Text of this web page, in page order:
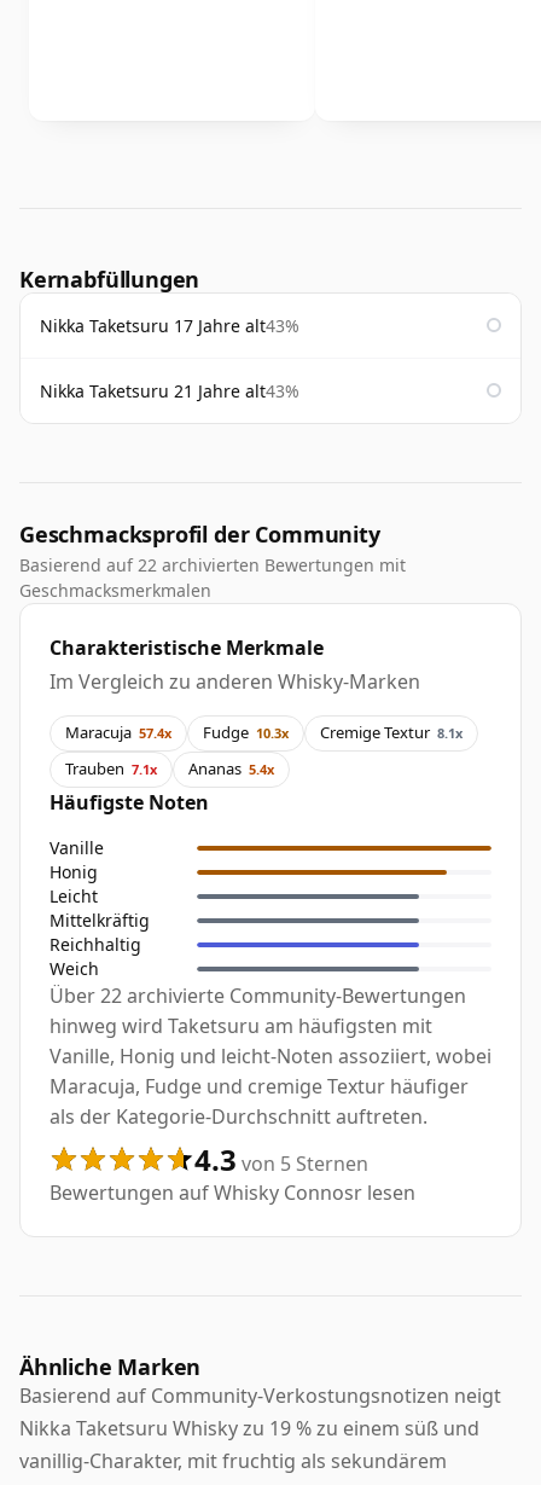
Kernabfüllungen
Nikka Taketsuru 17 Jahre alt43%
Nikka Taketsuru 21 Jahre alt43%
Geschmacksprofil der Community
Basierend auf 22 archivierten Bewertungen mit
Geschmacksmerkmalen
Charakteristische Merkmale
Im Vergleich zu anderen Whisky-Marken
Maracuja 57.4x Fudge 10.3x Cremige Textur 8.1x
Trauben 7.1x Ananas 5.4x
Häufigste Noten
Vanille
Honig
Leicht
Mittelkräftig
Reichhaltig
Weich
Über 22 archivierte Community-Bewertungen
hinweg wird Taketsuru am häufigsten mit
Vanille, Honig und leicht-Noten assoziiert, wobei
Maracuja, Fudge und cremige Textur häufiger
als der Kategorie-Durchschnitt auftreten.
4.3 von 5 Sternen
Bewertungen auf Whisky Connosr lesen
Ähnliche Marken
Basierend auf Community-Verkostungsnotizen neigt
Nikka Taketsuru Whisky zu 19 % zu einem süß und
vanillig-Charakter, mit fruchtig als sekundärem